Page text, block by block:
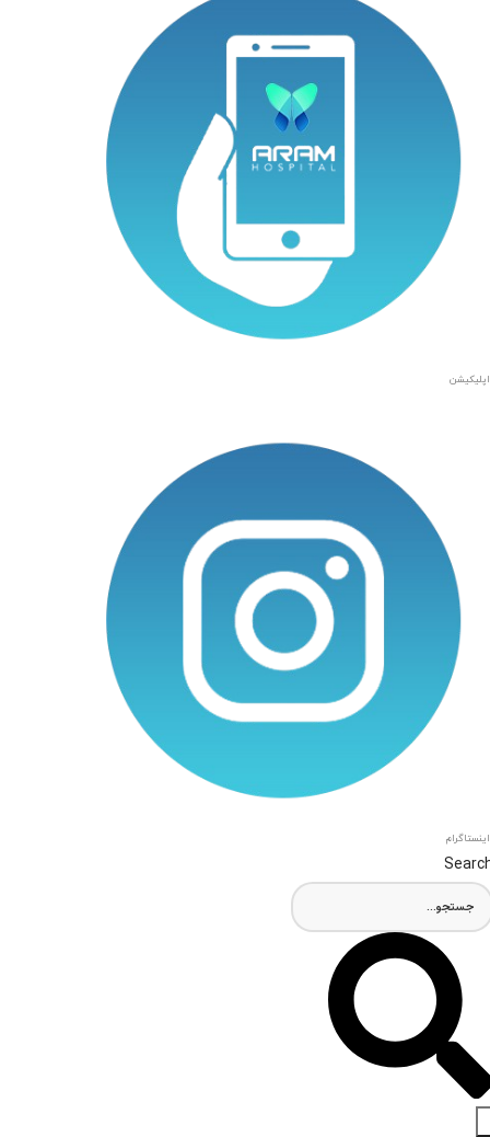
اپلیکیشن
اینستاگرام